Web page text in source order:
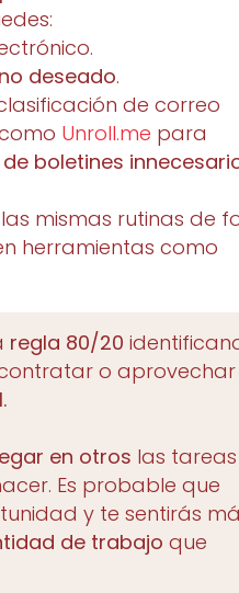
deseado.
de correo
Unroll.me para
boletines
mismas rutinas de
herramientas como
regla 80/20
o aprovechar
en otros las tareas
Es probable que
y te sentirás
de trabajo que